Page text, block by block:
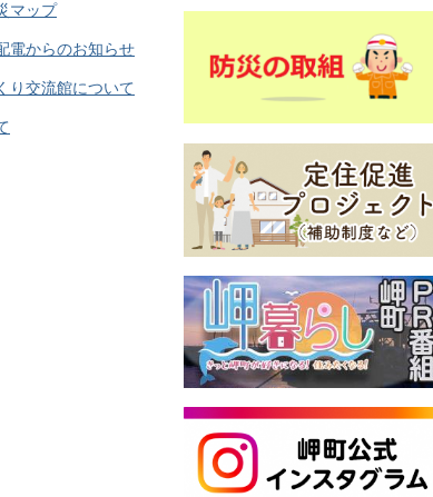
マップ
電からのお知らせ
り交流館について